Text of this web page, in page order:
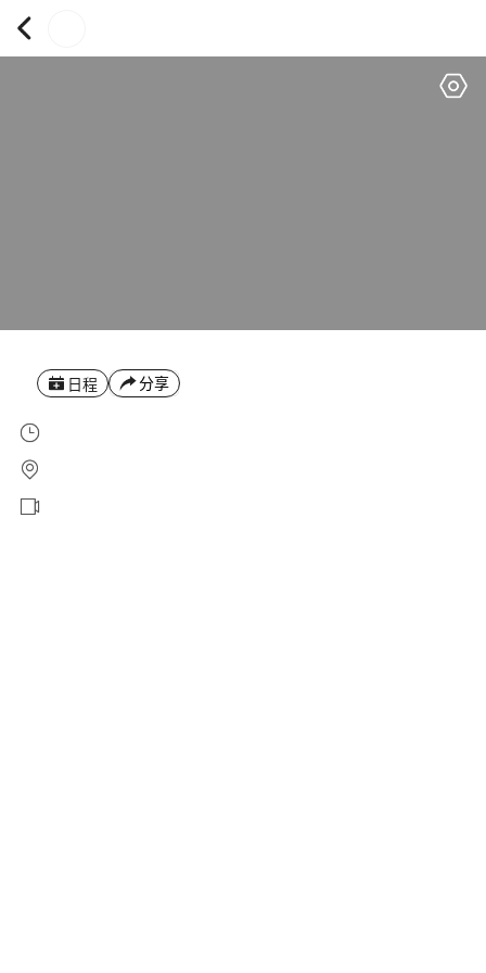
日程 分享